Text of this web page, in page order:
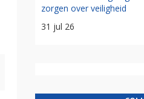
zorgen over veiligheid
31 jul 26